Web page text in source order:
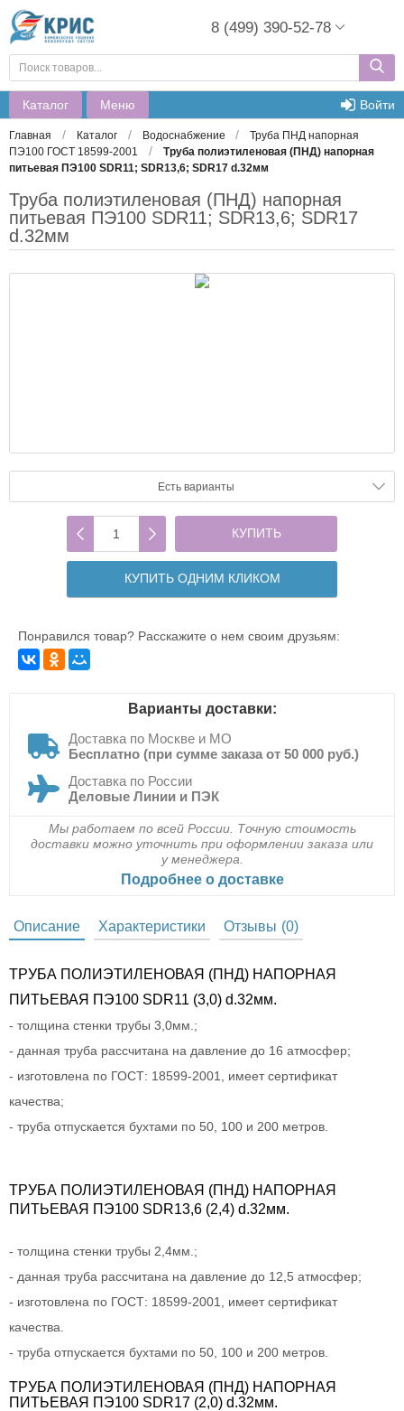
8 (499) 390-52-78
Каталог Меню Войти
Главная / Каталог / Водоснабжение /
Труба ПНД напорная
ПЭ100 ГОСТ 18599-2001
/
Труба полиэтиленовая (ПНД) напорная
питьевая ПЭ100 SDR11; SDR13,6; SDR17 d.32мм
Труба полиэтиленовая (ПНД) напорная
питьевая ПЭ100 SDR11; SDR13,6; SDR17
d.32мм
Есть варианты
КУПИТЬ
КУПИТЬ ОДНИМ КЛИКОМ
Понравился товар? Расскажите о нем своим друзьям:
Варианты доставки:
Доставка по Москве и МО
Бесплатно (при сумме заказа от 50 000 руб.)
Доставка по России
Деловые Линии и ПЭК
Мы работаем по всей России. Точную стоимость
доставки можно уточнить при оформлении заказа или
у менеджера.
Подробнее о доставке
Описание Характеристики Отзывы (0)
ТРУБА ПОЛИЭТИЛЕНОВАЯ (ПНД) НАПОРНАЯ
ПИТЬЕВАЯ ПЭ100 SDR11 (3,0) d.32мм.
- толщина стенки трубы 3,0мм.;
- данная труба рассчитана на давление до 16 атмосфер;
- изготовлена по ГОСТ: 18599-2001, имеет сертификат
качества;
- труба отпускается бухтами по 50, 100 и 200 метров.
ТРУБА ПОЛИЭТИЛЕНОВАЯ (ПНД) НАПОРНАЯ
ПИТЬЕВАЯ ПЭ100 SDR13,6 (2,4) d.32мм.
- толщина стенки трубы 2,4мм.;
- данная труба рассчитана на давление до 12,5 атмосфер;
- изготовлена по ГОСТ: 18599-2001, имеет сертификат
качества.
- труба отпускается бухтами по 50, 100 и 200 метров.
ТРУБА ПОЛИЭТИЛЕНОВАЯ (ПНД) НАПОРНАЯ
ПИТЬЕВАЯ ПЭ100 SDR17 (2,0) d.32мм.